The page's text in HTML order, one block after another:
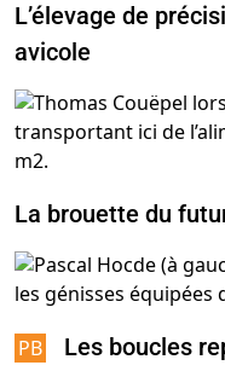
L’élevage de
avicole
La brouette du
Les boucles